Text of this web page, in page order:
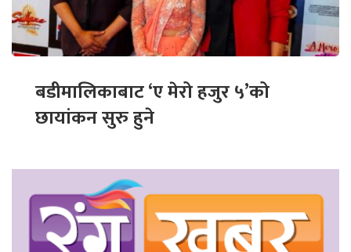
बडीमालिकाबाट ‘ए मेरो हजुर ५’को
छायांकन सुरु हुने